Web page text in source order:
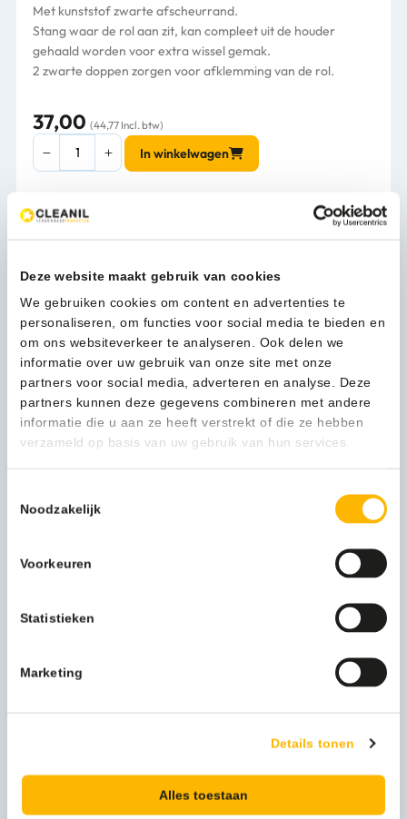
Deze website maakt gebruik van cookies
We gebruiken cookies om content en advertenties te
personaliseren, om functies voor social media te bieden en
om ons websiteverkeer te analyseren. Ook delen we
informatie over uw gebruik van onze site met onze
partners voor social media, adverteren en analyse. Deze
partners kunnen deze gegevens combineren met andere
informatie die u aan ze heeft verstrekt of die ze hebben
verzameld op basis van uw gebruik van hun services.
Noodzakelijk
Voorkeuren
Statistieken
Marketing
Details tonen
Alles toestaan
Met kunststof zwarte afscheurrand.
Stang waar de rol aan zit, kan compleet uit de houder
gehaald worden voor extra wissel gemak.
2 zwarte doppen zorgen voor afklemming van de rol.
37,00 (44,77 Incl. btw)
MediQo-
line
wandmodel
-
aantal
In winkelwagen
1-3 werkdagen
Kan ik u helpen?
Neem contact op
Beschrijving
Een optimale werkomgeving is schoon en geordend. Met
zo te houden.
Als u waarde hecht aan optimaal gebruiksgemak, kiest u
voor deze industriële poetsroldispenser. De wanddispenser
biedt ruimte aan een flinke industrierol, waardoor u nooit
poetspapier. Wisselen van de rol is eenvoudig de stang
waar de rol aan hangt, kan in zijn geheel uit de houder
efficiënte rolverwisseling.
Houdt u van een schone en opgeruimde omgeving? Vraag